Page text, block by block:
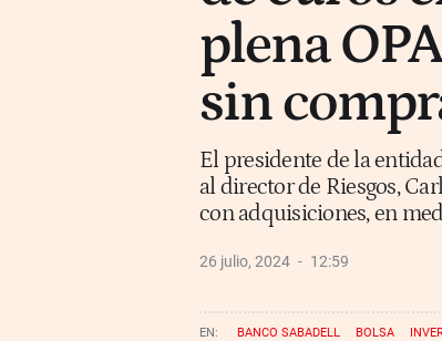
plena
sin
El presidente de la
al director de Riesgos,
con adquisiciones, en
26 julio, 2024 12:59
BANCO SABADELL BOLSA